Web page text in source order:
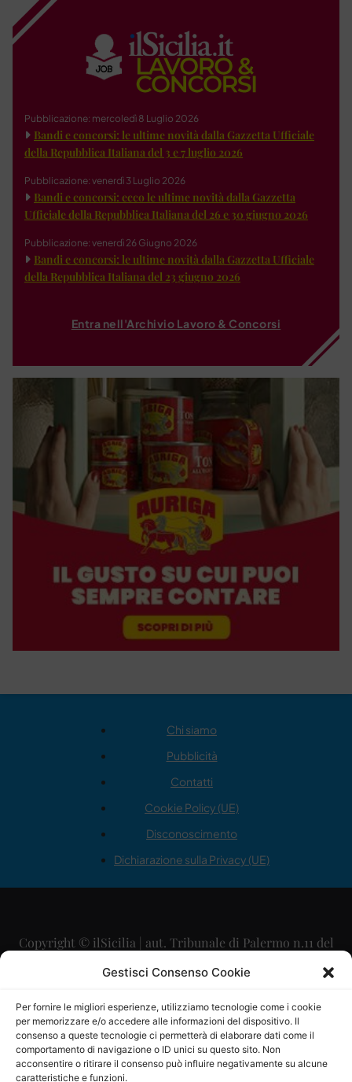
Gestisci Consenso Cookie
Per fornire le migliori esperienze, utilizziamo tecnologie come i cookie
per memorizzare e/o accedere alle informazioni del dispositivo. Il
consenso a queste tecnologie ci permetterà di elaborare dati come il
comportamento di navigazione o ID unici su questo sito. Non
acconsentire o ritirare il consenso può influire negativamente su alcune
caratteristiche e funzioni.
Pubblicazione: mercoledì 8 Luglio 2026
Bandi e concorsi: le ultime novità dalla Gazzetta Ufficiale
della Repubblica Italiana del 3 e 7 luglio 2026
Pubblicazione: venerdì 3 Luglio 2026
Bandi e concorsi: ecco le ultime novità dalla Gazzetta
Ufficiale della Repubblica Italiana del 26 e 30 giugno 2026
Pubblicazione: venerdì 26 Giugno 2026
Bandi e concorsi: le ultime novità dalla Gazzetta Ufficiale
della Repubblica Italiana del 23 giugno 2026
Entra nell'Archivio Lavoro & Concorsi
Chi siamo
Pubblicità
Contatti
Cookie Policy (UE)
Disconoscimento
Dichiarazione sulla Privacy (UE)
Copyright © ilSicilia | aut. Tribunale di Palermo n.11 del
29/09/2015
Direttore Editoriale: Maurizio Scaglione
Direttore Responsabile: Maria Calabrese